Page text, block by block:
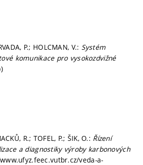
P.; HOLCMAN, V.: Systém
komunikace pro vysokozdvižné
R.; TOFEL, P.; ŠIK, O.: Řízení
a diagnostiky výroby karbonových
veda-a-